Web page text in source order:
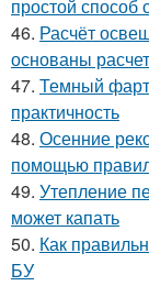
простой способ
46. Расчёт
основаны
47. Темный
практичность
48. Осенние
помощью
49. Утепление
может капать
50. Как
БУ